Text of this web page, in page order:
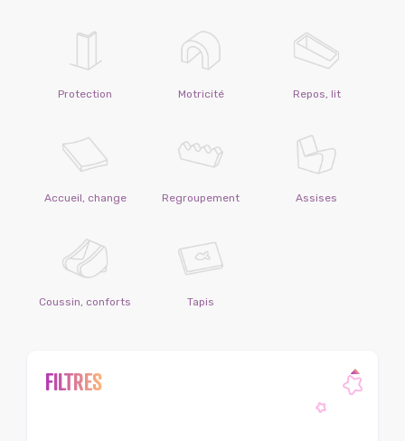
Protection Motricité Repos, lit
Accueil, change Regroupement Assises
Coussin, conforts Tapis
FILTRES